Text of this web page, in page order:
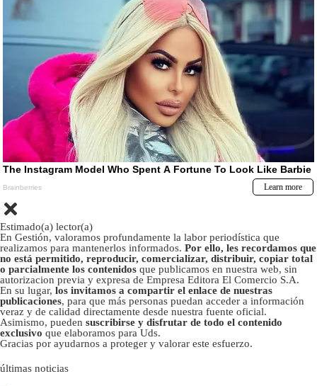
Estimado(a) lector(a)
En Gestión, valoramos profundamente la labor periodística que
realizamos para mantenerlos informados. Por ello, les recordamos que
no está permitido, reproducir, comercializar, distribuir, copiar total
o parcialmente los contenidos que publicamos en nuestra web, sin
autorizacion previa y expresa de Empresa Editora El Comercio S.A.
En su lugar, los invitamos a compartir el enlace de nuestras
publicaciones, para que más personas puedan acceder a información
veraz y de calidad directamente desde nuestra fuente oficial.
Asimismo, pueden suscribirse y disfrutar de todo el contenido
exclusivo que elaboramos para Uds.
Gracias por ayudarnos a proteger y valorar este esfuerzo.
últimas noticias